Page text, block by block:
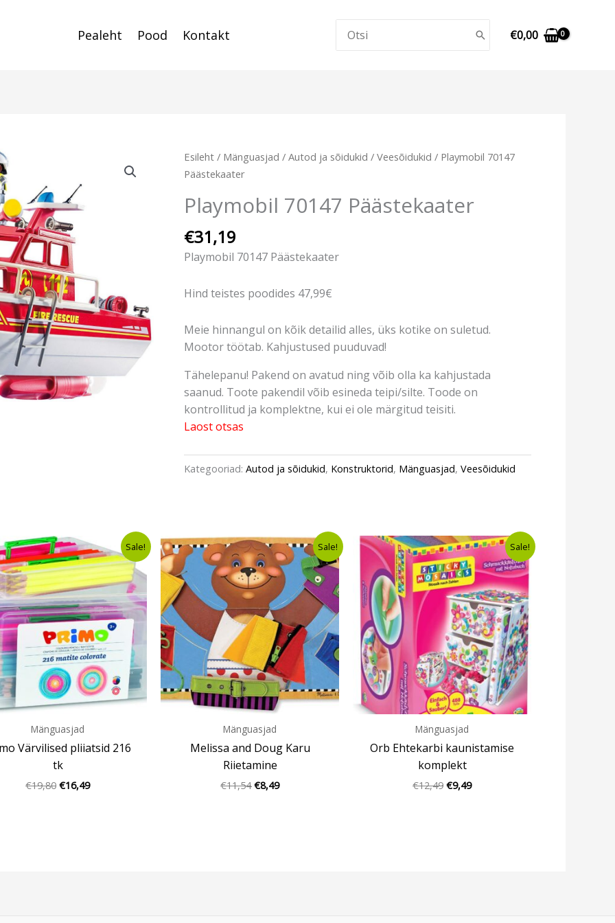
Pealeht Pood Kontakt
for:
€0,00
Esileht / Mänguasjad / Autod ja sõidukid / Veesõidukid / Playmobil 70147
Päästekaater
Playmobil 70147 Päästekaater
€31,19
Playmobil 70147 Päästekaater
Hind teistes poodides 47,99€
Meie hinnangul on kõik detailid alles, üks kotike on suletud.
Mootor töötab. Kahjustused puuduvad!
Tähelepanu! Pakend on avatud ning võib olla ka kahjustada
saanud. Toote pakendil võib esineda teipi/silte. Toode on
kontrollitud ja komplektne, kui ei ole märgitud teisiti.
Laost otsas
Kategooriad: Autod ja sõidukid, Konstruktorid, Mänguasjad, Veesõidukid
Sale!
Mänguasjad
Värvilised pliiatsid 216
tk
€19,80
Algne
hind
oli:
€19,80.
€16,49
Current
price
is:
€16,49.
Sale!
Mänguasjad
Melissa and Doug Karu
Riietamine
€11,54
Algne
hind
oli:
€11,54.
€8,49
Current
price
is:
€8,49.
Sale!
Mänguasjad
Orb Ehtekarbi kaunistamise
komplekt
€12,49
Algne
hind
oli:
€12,49.
€9,49
Current
price
is:
€9,49.